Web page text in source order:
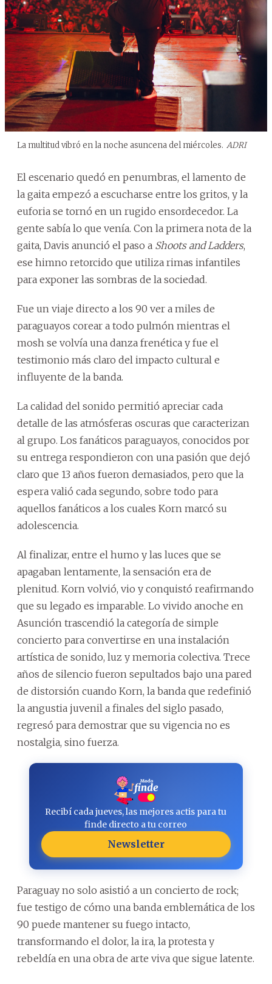
La multitud vibró en la noche asuncena del miércoles. ADRI
El escenario quedó en penumbras, el lamento de
la gaita empezó a escucharse entre los gritos, y la
euforia se tornó en un rugido ensordecedor. La
gente sabía lo que venía. Con la primera nota de la
gaita, Davis anunció el paso a Shoots and Ladders,
ese himno retorcido que utiliza rimas infantiles
para exponer las sombras de la sociedad.
Fue un viaje directo a los 90 ver a miles de
paraguayos corear a todo pulmón mientras el
mosh se volvía una danza frenética y fue el
testimonio más claro del impacto cultural e
influyente de la banda.
La calidad del sonido permitió apreciar cada
detalle de las atmósferas oscuras que caracterizan
al grupo. Los fanáticos paraguayos, conocidos por
su entrega respondieron con una pasión que dejó
claro que 13 años fueron demasiados, pero que la
espera valió cada segundo, sobre todo para
aquellos fanáticos a los cuales Korn marcó su
adolescencia.
Al finalizar, entre el humo y las luces que se
apagaban lentamente, la sensación era de
plenitud. Korn volvió, vio y conquistó reafirmando
que su legado es imparable. Lo vivido anoche en
Asunción trascendió la categoría de simple
concierto para convertirse en una instalación
artística de sonido, luz y memoria colectiva. Trece
años de silencio fueron sepultados bajo una pared
de distorsión cuando Korn, la banda que redefinió
la angustia juvenil a finales del siglo pasado,
regresó para demostrar que su vigencia no es
nostalgia, sino fuerza.
Recibí cada jueves, las mejores actis para tu
finde directo a tu correo
Newsletter
Paraguay no solo asistió a un concierto de rock;
fue testigo de cómo una banda emblemática de los
90 puede mantener su fuego intacto,
transformando el dolor, la ira, la protesta y
rebeldía en una obra de arte viva que sigue latente.